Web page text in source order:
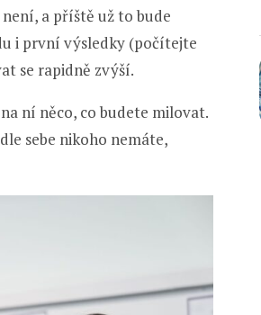
a příště už to bude
i první výsledky (počítejte
se rapidně zvýší.
ní něco, co budete milovat.
sebe nikoho nemáte,